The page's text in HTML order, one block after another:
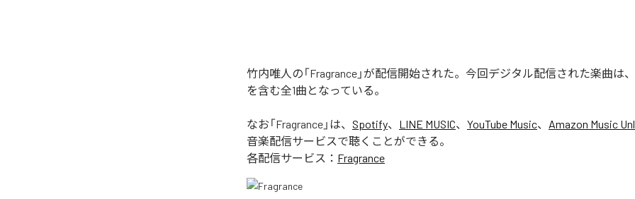
竹内唯人の「Fragrance」が配信開始された。今回デジタル配信された楽曲は、
を含む全1曲となっている。
なお「Fragrance 」は、 Spotify、 LINE MUSIC、 YouTube Music、 Amazon Music
音楽配信サービスで聴くことができる。
各配信サービス： Fragrance